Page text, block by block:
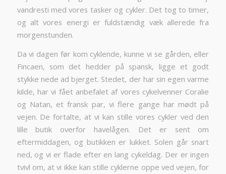
vandresti med vores tasker og cykler. Det tog to timer,
og alt vores energi er fuldstændig væk allerede fra
morgenstunden.
Da vi dagen før kom cyklende, kunne vi se gården, eller
Fincaen, som det hedder på spansk, ligge et godt
stykke nede ad bjerget. Stedet, der har sin egen varme
kilde, har vi fået anbefalet af vores cykelvenner Coralie
og Natan, et fransk par, vi flere gange har mødt på
vejen. De fortalte, at vi kan stille vores cykler ved den
lille butik overfor havelågen. Det er sent om
eftermiddagen, og butikken er lukket. Solen går snart
ned, og vi er flade efter en lang cykeldag. Der er ingen
tvivl om, at vi ikke kan stille cyklerne oppe ved vejen, for